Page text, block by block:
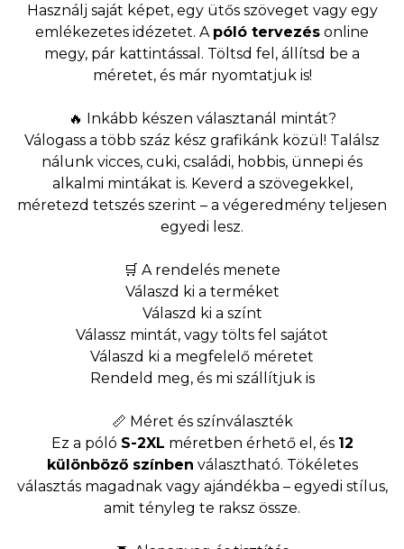
Használj saját képet, egy ütős szöveget vagy egy
emlékezetes idézetet. A póló tervezés online
megy, pár kattintással. Töltsd fel, állítsd be a
méretet, és már nyomtatjuk is!
🔥 Inkább készen választanál mintát?
Válogass a több száz kész grafikánk közül! Találsz
nálunk vicces, cuki, családi, hobbis, ünnepi és
alkalmi mintákat is. Keverd a szövegekkel,
méretezd tetszés szerint – a végeredmény teljesen
egyedi lesz.
🛒 A rendelés menete
Válaszd ki a terméket
Válaszd ki a színt
Válassz mintát, vagy tölts fel sajátot
Válaszd ki a megfelelő méretet
Rendeld meg, és mi szállítjuk is
📏 Méret és színválaszték
Ez a póló S-2XL méretben érhető el, és 12
különböző színben választható. Tökéletes
választás magadnak vagy ajándékba – egyedi stílus,
amit tényleg te raksz össze.